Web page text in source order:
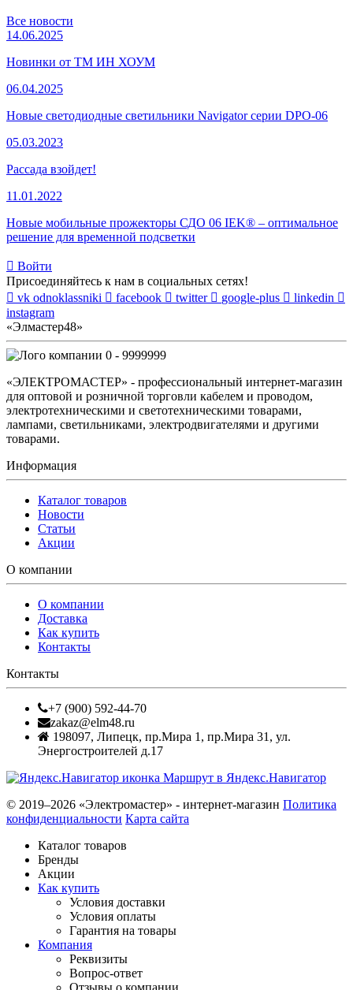
Все новости
14.06.2025
Новинки от ТМ ИН ХОУМ
06.04.2025
Новые светодиодные светильники Navigator серии DPO-06
05.03.2023
Рассада взойдет!
11.01.2022
Новые мобильные прожекторы СДО 06 IEK® – оптимальное
решение для временной подсветки
Войти
Присоединяйтесь к нам в социальных сетях!
vk odnoklassniki facebook twitter google-plus
linkedin
instagram
«Элмастер48»
0 - 9999999
«ЭЛЕКТРОМАСТЕР» - профессиональный интернет-магазин
для оптовой и розничной торговли кабелем и проводом,
электротехническими и светотехническими товарами,
лампами, светильниками, электродвигателями и другими
товарами.
Информация
Каталог товаров
Новости
Статьи
Акции
О компании
О компании
Доставка
Как купить
Контакты
Контакты
+7 (900) 592-44-70
zakaz@elm48.ru
198097, Липецк, пр.Мира 1, пр.Мира 31, ул.
Энергостроителей д.17
Маршрут в Яндекс.Навигатор
© 2019–2026 «Электромастер» - интернет-магазин Политика
конфиденциальности Карта сайта
Каталог товаров
Бренды
Акции
Как купить
Условия доставки
Условия оплаты
Гарантия на товары
Компания
Реквизиты
Вопрос-ответ
Отзывы о компании